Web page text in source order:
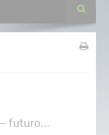
Suche
futuro…